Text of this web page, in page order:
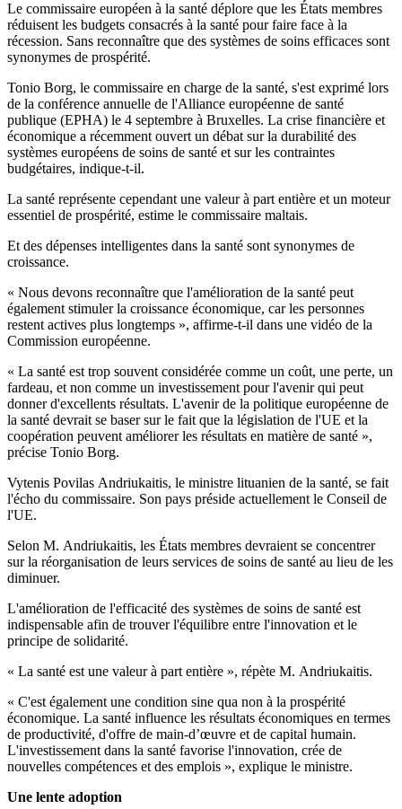
Le commissaire européen à la santé déplore que les États membres
réduisent les budgets consacrés à la santé pour faire face à la
récession. Sans reconnaître que des systèmes de soins efficaces sont
synonymes de prospérité.
Tonio Borg, le commissaire en charge de la santé, s'est exprimé lors
de la conférence annuelle de l'Alliance européenne de santé
publique (EPHA) le 4 septembre à Bruxelles. La crise financière et
économique a récemment ouvert un débat sur la durabilité des
systèmes européens de soins de santé et sur les contraintes
budgétaires, indique-t-il.
La santé représente cependant une valeur à part entière et un moteur
essentiel de prospérité, estime le commissaire maltais.
Et des dépenses intelligentes dans la santé sont synonymes de
croissance.
« Nous devons reconnaître que l'amélioration de la santé peut
également stimuler la croissance économique, car les personnes
restent actives plus longtemps », affirme-t-il dans une vidéo de la
Commission européenne.
« La santé est trop souvent considérée comme un coût, une perte, un
fardeau, et non comme un investissement pour l'avenir qui peut
donner d'excellents résultats. L'avenir de la politique européenne de
la santé devrait se baser sur le fait que la législation de l'UE et la
coopération peuvent améliorer les résultats en matière de santé »,
précise Tonio Borg.
Vytenis Povilas Andriukaitis, le ministre lituanien de la santé, se fait
l'écho du commissaire. Son pays préside actuellement le Conseil de
l'UE.
Selon M. Andriukaitis, les États membres devraient se concentrer
sur la réorganisation de leurs services de soins de santé au lieu de les
diminuer.
L'amélioration de l'efficacité des systèmes de soins de santé est
indispensable afin de trouver l'équilibre entre l'innovation et le
principe de solidarité.
« La santé est une valeur à part entière », répète M. Andriukaitis.
« C'est également une condition sine qua non à la prospérité
économique. La santé influence les résultats économiques en termes
de productivité, d'offre de main-d’œuvre et de capital humain.
L'investissement dans la santé favorise l'innovation, crée de
nouvelles compétences et des emplois », explique le ministre.
Une lente adoption